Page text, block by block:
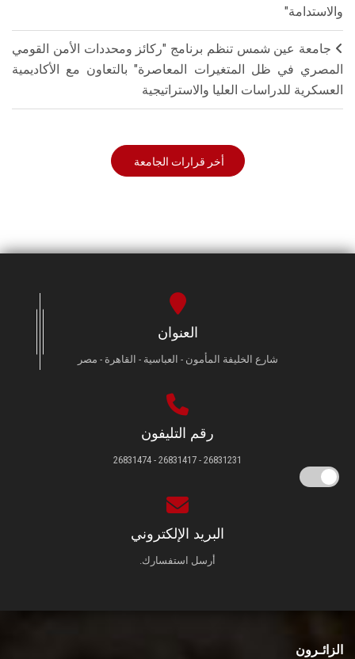
والاستدامة"
جامعة عين شمس تنظم برنامج "ركائز ومحددات الأمن القومي
المصري في ظل المتغيرات المعاصرة" بالتعاون مع الأكاديمية
العسكرية للدراسات العليا والاستراتيجية
أخر قرارات الجامعة
العنوان
شارع الخليفة المأمون - العباسية - القاهرة - مصر
رقم التليفون
26831231 - 26831417 - 26831474
البريد الإلكتروني
أرسل استفسارك.
الزائـرون